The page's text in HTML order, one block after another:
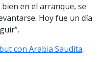
en el arranque, se
Hoy fue un día
con Arabia Saudita.